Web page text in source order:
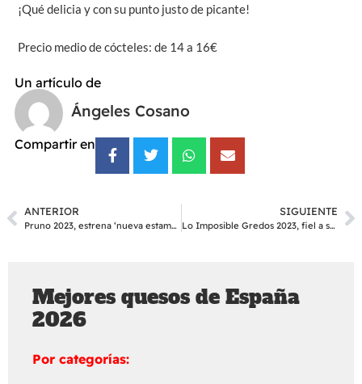
¡Qué delicia y con su punto justo de picante!
Precio medio de cócteles: de 14 a 16€
Un artículo de
Ángeles Cosano
Compartir en
ANTERIOR
Pruno 2023, estrena ‘nueva estampa’
SIGUIENTE
Lo Imposible Gredos 2023, fiel a su paisaje
Mejores quesos de España
2026
Por categorías: